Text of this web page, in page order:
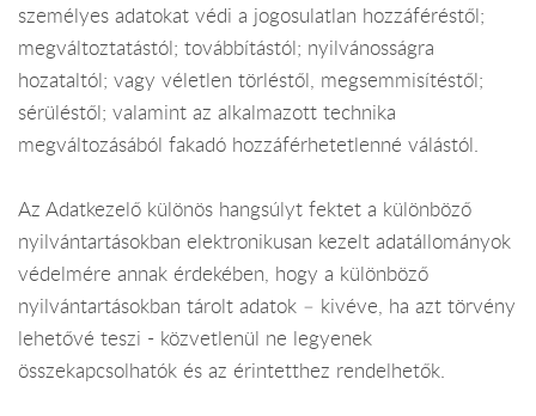
személyes adatokat védi a jogosulatlan hozzáféréstől;
megváltoztatástól; továbbítástól; nyilvánosságra
hozataltól; vagy véletlen törléstől, megsemmisítéstől;
sérüléstől; valamint az alkalmazott technika
megváltozásából fakadó hozzáférhetetlenné válástól.
Az Adatkezelő különös hangsúlyt fektet a különböző
nyilvántartásokban elektronikusan kezelt adatállományok
védelmére annak érdekében, hogy a különböző
nyilvántartásokban tárolt adatok – kivéve, ha azt törvény
lehetővé teszi - közvetlenül ne legyenek
összekapcsolhatók és az érintetthez rendelhetők.